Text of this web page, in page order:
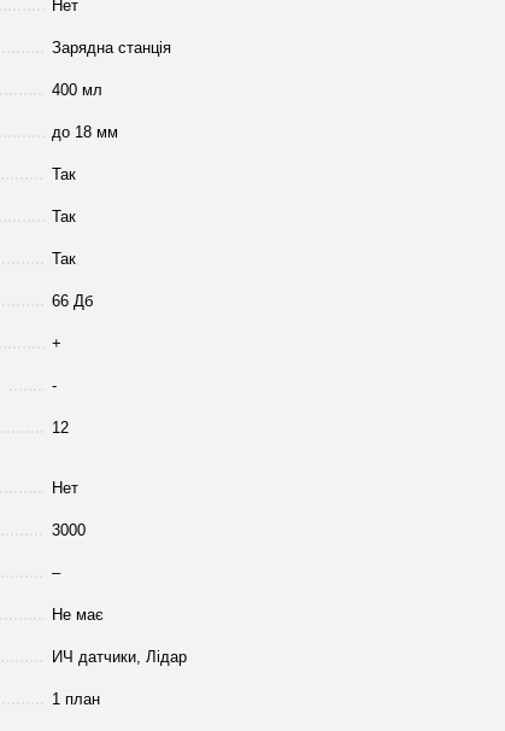
Нет
Зарядна станція
400 мл
до 18 мм
Так
Так
Так
66 Дб
+
-
12
Нет
3000
–
Не має
ИЧ датчики, Лідар
1 план